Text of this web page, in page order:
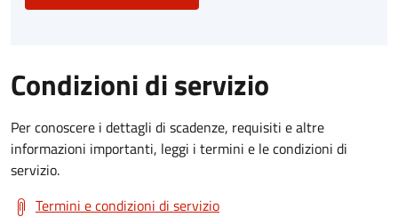
Condizioni di servizio
Per conoscere i dettagli di scadenze, requisiti e altre
informazioni importanti, leggi i termini e le condizioni di
servizio.
Termini e condizioni di servizio